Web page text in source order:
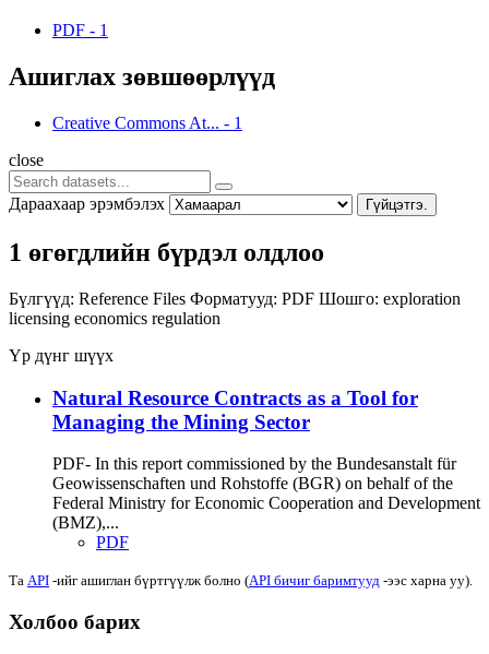
PDF - 1
Ашиглах зөвшөөрлүүд
Creative Commons At... - 1
close
Дараахаар эрэмбэлэх Гүйцэтгэ.
1 өгөгдлийн бүрдэл олдлоо
Бүлгүүд: Reference Files Форматууд: PDF Шошго: exploration
licensing economics regulation
Үр дүнг шүүх
Natural Resource Contracts as a Tool for
Managing the Mining Sector
PDF- In this report commissioned by the Bundesanstalt für
Geowissenschaften und Rohstoffe (BGR) on behalf of the
Federal Ministry for Economic Cooperation and Development
(BMZ),...
PDF
Та API -ийг ашиглан бүртгүүлж болно (API бичиг баримтууд -ээс харна уу).
Холбоо барих